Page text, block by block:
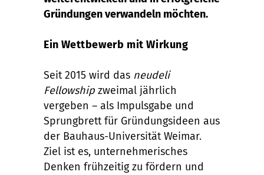
Gründungen verwandeln möchten.
Ein Wettbewerb mit Wirkung
Seit 2015 wird das neudeli
Fellowship zweimal jährlich
vergeben – als Impulsgabe und
Sprungbrett für Gründungsideen aus
der Bauhaus-Universität Weimar.
Ziel ist es, unternehmerisches
Denken frühzeitig zu fördern und